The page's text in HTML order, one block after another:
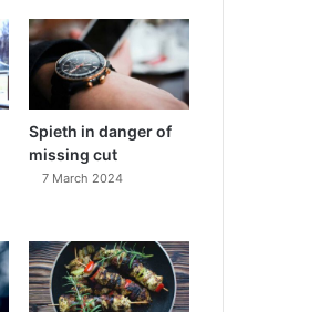
Spieth in danger of
missing cut
7 March 2024